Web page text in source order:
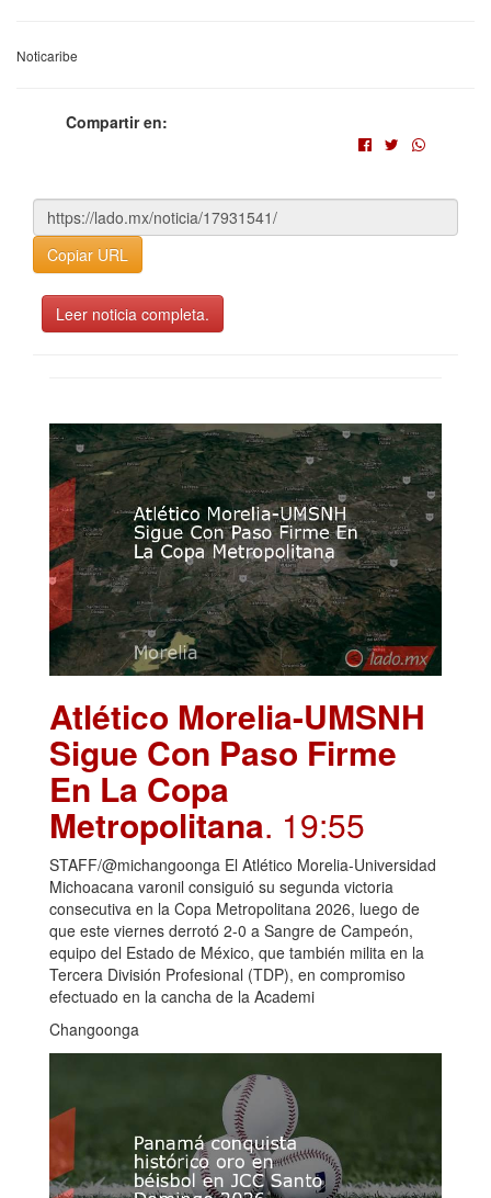
Noticaribe
Compartir en:
Copiar URL
Leer noticia completa.
Atlético Morelia-UMSNH
Sigue Con Paso Firme
En La Copa
Metropolitana. 19:55
STAFF/@michangoonga El Atlético Morelia-Universidad
Michoacana varonil consiguió su segunda victoria
consecutiva en la Copa Metropolitana 2026, luego de
que este viernes derrotó 2-0 a Sangre de Campeón,
equipo del Estado de México, que también milita en la
Tercera División Profesional (TDP), en compromiso
efectuado en la cancha de la Academi
Changoonga